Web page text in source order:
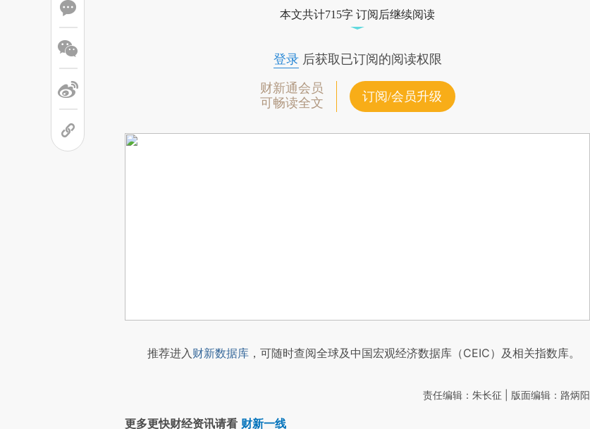
本文共计715字 订阅后继续阅读
登录后获取已订阅的阅读权限
财新通会员
可畅读全文
订阅/会员升级
推荐进入财新数据库 ，可随时查阅全球及中国宏观经济数据库（CEIC）及相关指数库。
责任编辑：朱长征 | 版面编辑：路炳阳
更多更快财经资讯请看 财新一线